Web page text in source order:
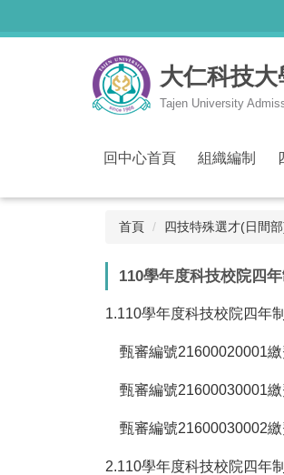
大仁科技
Tajen University
回中心首頁 組織編制
首頁 四技特殊選才(日間
110學年度科技校院四
1.110學年度科技校院四年
甄審編號21600020001
甄審編號21600030001
甄審編號21600030002
2.110學年度科技校院四年